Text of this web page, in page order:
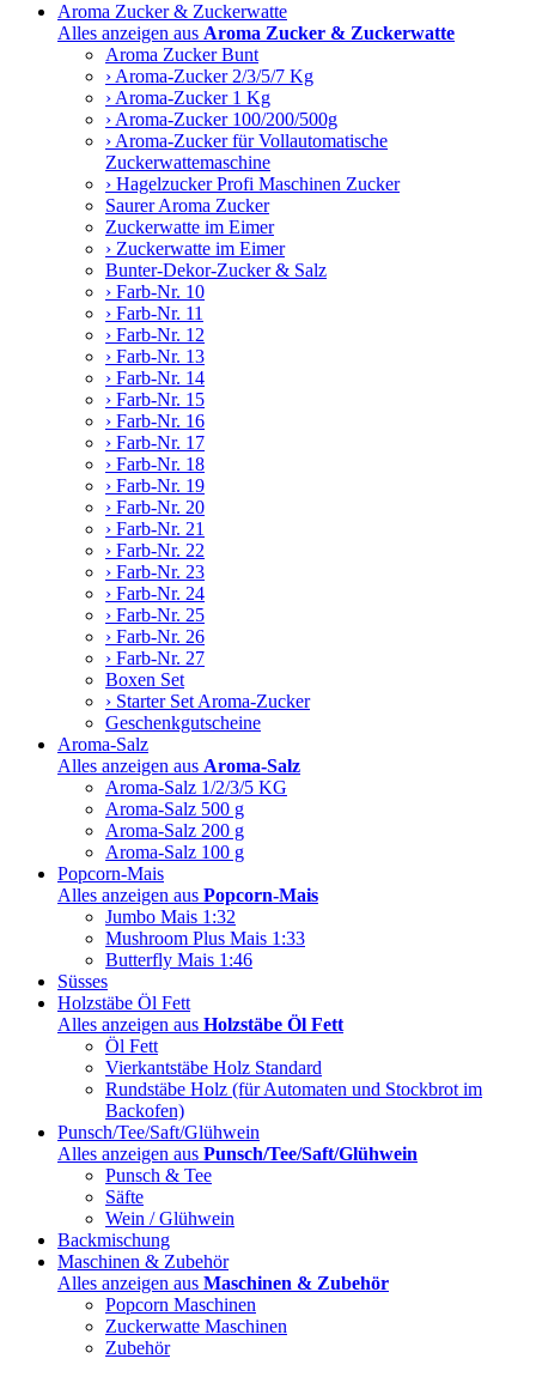
Aroma Zucker & Zuckerwatte
Alles anzeigen aus Aroma Zucker & Zuckerwatte
Aroma Zucker Bunt
› Aroma-Zucker 2/3/5/7 Kg
› Aroma-Zucker 1 Kg
› Aroma-Zucker 100/200/500g
› Aroma-Zucker für Vollautomatische
Zuckerwattemaschine
› Hagelzucker Profi Maschinen Zucker
Saurer Aroma Zucker
Zuckerwatte im Eimer
› Zuckerwatte im Eimer
Bunter-Dekor-Zucker & Salz
› Farb-Nr. 10
› Farb-Nr. 11
› Farb-Nr. 12
› Farb-Nr. 13
› Farb-Nr. 14
› Farb-Nr. 15
› Farb-Nr. 16
› Farb-Nr. 17
› Farb-Nr. 18
› Farb-Nr. 19
› Farb-Nr. 20
› Farb-Nr. 21
› Farb-Nr. 22
› Farb-Nr. 23
› Farb-Nr. 24
› Farb-Nr. 25
› Farb-Nr. 26
› Farb-Nr. 27
Boxen Set
› Starter Set Aroma-Zucker
Geschenkgutscheine
Aroma-Salz
Alles anzeigen aus Aroma-Salz
Aroma-Salz 1/2/3/5 KG
Aroma-Salz 500 g
Aroma-Salz 200 g
Aroma-Salz 100 g
Popcorn-Mais
Alles anzeigen aus Popcorn-Mais
Jumbo Mais 1:32
Mushroom Plus Mais 1:33
Butterfly Mais 1:46
Süsses
Holzstäbe Öl Fett
Alles anzeigen aus Holzstäbe Öl Fett
Öl Fett
Vierkantstäbe Holz Standard
Rundstäbe Holz (für Automaten und Stockbrot im
Backofen)
Punsch/Tee/Saft/Glühwein
Alles anzeigen aus Punsch/Tee/Saft/Glühwein
Punsch & Tee
Säfte
Wein / Glühwein
Backmischung
Maschinen & Zubehör
Alles anzeigen aus Maschinen & Zubehör
Popcorn Maschinen
Zuckerwatte Maschinen
Zubehör